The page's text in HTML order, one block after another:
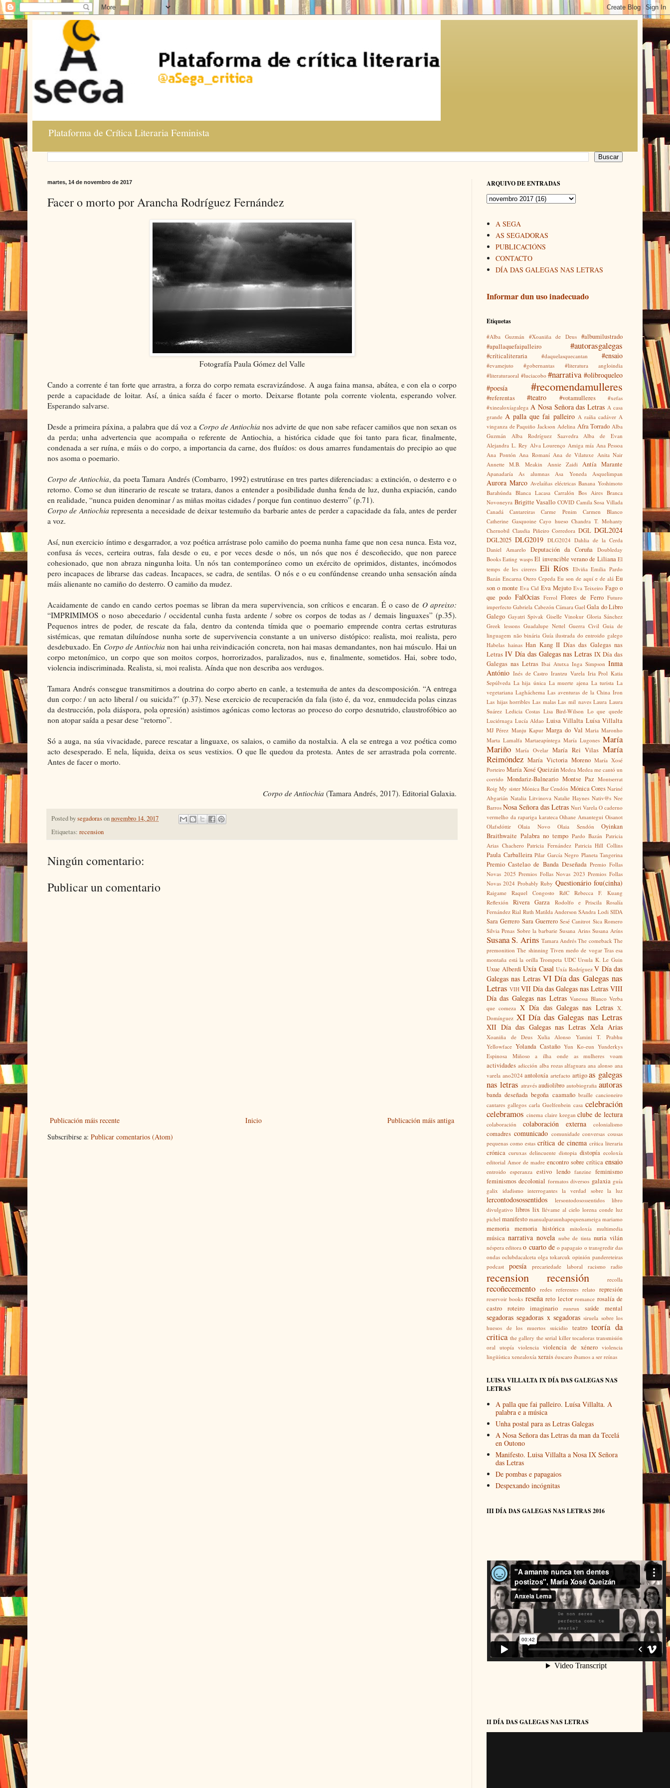
Plataforma de Crítica Literaria Feminista
martes, 14 de novembro de 2017
Facer o morto por Arancha Rodríguez Fernández
Fotografía Paula Gómez del Valle
Cando a corrente é tan forte que arrastra, a forza do corpo remata escravizándose. A auga faina mansa, abátea, e con ela o corpo
perde a capacidade de loitar. Así, a única saída é facer o morto. Deixarse flotante pola corrente violenta, esperando volver.
Esperando salvarse.
Desde a primeira páxina, a palabra que dá voz a Corpo de Antiochia nos advirte de que non sabe refacer camiños que non sexan os
da perda; unha advertencia que acompaña o referente de Antiochia, a histórica cidade que foi tanto para ficar, finalmente,
condenada a ser ruína, e máis o do corpo, a importancia da carne, dos fluídos: os dous amarres fundamentais do precipio ao que
nos asoma o poemario.
Corpo de Antiochia, da poeta Tamara Andrés (Combarro, 1992) estrutúrase en tres partes diferenciadas: a extinción, o desterro e o
retorno. Como se dun itinerario de rescate se tratara, danos a entender a posibilidade dunha fenda de luz, dunha expiación, cando
en realidade, “nunca puiden denominar / as miñas moitas cidades / porque fun continuo desterro” (p.71).
Corpo de Antiochiarepresenta a necesidade de deixar testemuño da barbarie antes de perder a capacidade da fala, antes de perder
a voz.
Así, nun exercicio íntimo e desgarrador, a voz poética arrástrase polo camiño do poema nunha fame que non cesa nunca. Esta voz,
confusa ás veces, certeira outras, fala desde o eu, e por veces desde o nós, un nós que nos é descoñecido, que non parece
cohesionado, que non abraza ningunha loita. Un nós tan contemporáneo como un exército de oprimidos, distantes, incómodos
pero incapaces de librarse das cadeas. Incapaces, se cadra, de sentilas. O nós e o eu confúndense creando unha sensación aínda
máis alienante no camiño do desterro. O camiño da mudez.
Acaidamente de cando en cando certos poemas se libran da mera supervivencia, son críticos e encaran. É o caso de O apreixo:
“IMPRIMIMOS o noso abecedario / occidental cunha fusta ardente / sobre os corpos de todas as / demais linguaxes” (p.35).
Pequenos intres de poder, de rescate da fala, dentro da contenda tímida que o poemario emprende contra certas estruturas
sistémicas, que rematan diluíndose nunha sorte de supervivencia constante a un universo distópico: realista, moi realista, pero
desdebuxado. En Corpo de Antiochia non hai unha reivindicación concreta, non hai masas demandantes, non hai músculo. Hai un
corpo metonímico, un corpo que son moitos corpos, horrorizados, paralizados, nus e, finalmente, sometidos. Hai, sobre todo,
violencia indiscriminada. Realista, si, moi realista. Aínda que non describa aos verdugos.
Tamara Andrés consegue transmitirnos a doutrina do corpo aberto en canle, a testemuña de antes da descomposición. “A entrega
dun corpo: / un acto liberal / ou suicida?” (p.37). Nese exercicio de recuperación da fala (isto é, da voz, enmudecida polas cinzas
da destrucción, pola diáspora, pola opresión) asistimos agónicas como lectoras ao proceso do corpo desnutrido, claustrofóbico ao
non atopar saída a pesar dese “retorno”.
Só a auga, na súa vivacidade, parece rescatar a linguaxe, os salaios, o camiño da nostalxia. A ela se entrega a voz poética como
acto desesperado. E nela, líquida, deixa os seus vestixios. O que lle quedou da protesta. Antes de ser arrastrada pola corrente.
Antes de facer o morto.
Corpo de Antiochia (Tamara Andrés, 2017). Editorial Galaxia.
Posted bysegadorasonnovembro 14, 2017
Etiquetas: recension
Ningún comentario:
Publicar un comentario
Publicación máis recente Publicación máis antiga
Inicio
Subscribirse a: Publicar comentarios (Atom)
ARQUIVO DE ENTRADAS
A SEGA
AS SEGADORAS
PUBLICACIÓNS
CONTACTO
DÍA DAS GALEGAS NAS LETRAS
Informar dun uso inadecuado
Etiquetas
#Alba Guzmán #Xoaniña de Deus
#albumilustrado
#apallaquefaipalleiro
#autorasgalegas
#críticaliteraria #daquelasquecantan #ensaio
#evamejuto #gobernantas
#literatura angloindia
#literaturaoral #luciacobo #narrativa #olibroqueleo
#poesía
#recomendamulleres
#referentas #teatro #votamulleres
#xefas
#xinealoxíagalega A Nosa Señora das Letras A casa
grande A palla que fai palleiro A raíña cadáver A
vinganza de Paquiño Jackson Adelina Afra Torrado Alba
Guzmán
Alba Rodríguez Saavedra
Alba de Evan
Alejandra L. Rey Alva Lourenço Amiga mía Ana Pessoa
Ana Pontón Ana Romaní Ana de Vilatuxe Anita Nair
Annette M.B. Meakin
Annie Zaidi Antía Marante
Apanadaría As alumnas Asa Yoneda Asquelimpan
Aurora Marco Avelaíñas eléctricas Banana Yoshimoto
Barahúnda Blanca Lacasa Carralón Bos Aires Branca
Novoneyra Brigitte Vasallo COVID Camila Sosa Villada
Canadá
Cantareiras Carme Penim
Carmen Blanco
Catherine Gasquoine Cayo hueso Chandra T. Mohanty
Chernobil Claudia Piñeiro Corredora DGL DGL2024
DGL2025 DLG2019 DLG2024 Dahlia de la Cerda
Daniel Amarelo Deputación da Coruña Doubleday
Books Eating wasps El invencible verano de Liliana El
temps de les cireres Eli Ríos Elviña Emilia Pardo
Bazán Encarna Otero Cepeda Eu son de aquí e de alá Eu
son o monte Eva Cid Eva Mejuto Eva Teixeiro Fago o
que podo FalOcias Ferrol Flores de Ferro Futuro
imperfecto Gabriela Cabezón Cámara Gael Gala do Libro
Galego Gayatri Spivak Giselle Vinokur Gloria Sánchez
Greek lessons Guadalupe Nettel Guerra Civil Guia de
linguagem não binária Guía ilustrada do entroido galego
Habelas hainas Han Kang II Días das Galegas nas
Letras IV Día das Galegas nas Letras IX Día das
Galegas nas Letras Ibai Atutxa Inga Simpson Inma
António Inés de Castro Irantzu Varela Iria Prol Katia
Sepúlveda La hija única La muerte ajena La turista La
vegetariana Lagháchema Las aventuras de la China Iron
Las hijas horribles Las malas Las mil naves Laura Laura
Suárez Ledicia Costas Lisa Bird-Wilson Lo que quede
Luciérnaga Lucía Aldao Luisa Villalta Luísa Villalta
MJ Pérez Manju Kapur Marga do Val Maria Maronho
Marta Lamalfa Martaeapíntega María Lugones María
Mariño María Ovelar María Rei Vilas María
Reimóndez María Victoria Moreno María Xosé
Porteiro María Xosé Queizán Medea Medea me cantó un
corrido Mondariz-Balneario Montse Paz Montserrat
Roig My sister Mónica Bar Cendón Mónica Cores Nariné
Abgarián Natalia Litvinova Natalie Haynes Nativ@s Nee
Barros Nosa Señora das Letras Nuri Varela O caderno
vermelho da rapariga karateca Oihane Amantegui Oisanot
Olafsdóttir
Olaia Novo Olaia Sendón
Oyinkan
Braithwaite Palabra no tempo Pardo Bazán Patricia
Arias Chachero Patricia Fernández Patricia Hill Collins
Paula Carballeira Pilar García Negro Planeta Tangerina
Premio Castelao de Banda Deseñada Premio Follas
Novas 2025 Premios Follas Novas 2023 Premios Follas
Novas 2024 Probably Ruby Questionário fou(cinha)
Raigame Raquel Congosto RdC
Rebecca F. Kuang
Reflexión
Rivera Garza Rodolfo e Priscila
Rosalía
Fernández Rial Ruth Matilda Anderson SAndra Lodi SIDA
Sara Gerrero Sara Guerrero Sesé Canitrot Sica Romero
Silvia Penas Sobre la barbarie Susana Arins Susana Aríns
Susana S. Arins Tamara Andrés The comeback The
premonition The shinning Tiven medo de vogar Tras esa
montaña está la orilla Trompeta UDC Ursula K. Le Guin
Uxue Alberdi Uxía Casal Uxía Rodríguez V Día das
Galegas nas Letras VI Día das Galegas nas
Letras VIH VII Día das Galegas nas Letras VIII
Día das Galegas nas Letras Vanessa Blanco Verba
que comeza X Día das Galegas nas Letras X.
Domínguez XI Día das Galegas nas Letras
XII Día das Galegas nas Letras Xela Arias
Xoaniña de Deus Xulia Alonso
Yamini T. Prabhu
Yellowface Yolanda Castaño Yun Ko-eun Yunderkys
Espinosa Miñoso
a ilha onde as mulheres voam
actividades adicción alba rozas alfaguara ana alonso ana
varela ano2024 antoloxía artefacto artigo as galegas
nas letras através audiolibro autobiografia autoras
banda deseñada begoña caamaño braille cancioneiro
cantares gallegos carla Guelfenbein casa celebración
celebramos cinema claire keegan clube de lectura
colaboración colaboración externa colonialismo
comadres comunicado comunidade conversas cousas
pequenas como estas crítica de cinema crítica literaria
crónica curuxas delincuente distopia distopía ecoloxía
editorial Amor de madre encontro sobre crítica ensaio
entroido esperanza estivo lendo fanzine feminismo
feminismos decolonial formatos diversos galaxia guía
galix
idadismo interrogantes la verdad sobre la luz
lercontodosossentidos lersontodosossentidos
libro
divulgativo libros lix llévame al cielo lorena conde luz
pichel manifesto manualparaunhapequenameiga mariamo
memoria memoria histórica mitoloxía multimedia
música narrativa novela nube de tinta nuria vilán
néspera editora o cuarto de o papagaio o transgredir das
ondas oclubdacalceta olga tokarcuk opinión pandereteiras
podcast
poesía precariedade laboral racismo radio
recension recensión recolla
recoñecemento redes referentes relato represión
reservoir books reseña reto lector romance rosalía de
castro
roteiro imaginario runrun saúde mental
segadoras segadoras x segadoras siruela sobre los
huesos de los muertos suicidio teatro teoría da
critica the gallery the serial killer tocadoras transmisión
oral utopía violencia violencia de xénero violencia
lingüística xenealoxía xerais éuscaro íbamos a ser reínas
LUISA VILLALTA IX DÍA DAS GALEGAS NAS
LETRAS
A palla que fai palleiro. Luísa Villalta. A
palabra e a música
Unha postal para as Letras Galegas
A Nosa Señora das Letras da man da Tecelá
en Outono
Manifesto. Luisa Villalta a Nosa IX Señora
das Letras
De pombas e papagaios
Despexando incógnitas
III DÍA DAS GALEGAS NAS LETRAS 2016
II DÍA DAS GALEGAS NAS LETRAS